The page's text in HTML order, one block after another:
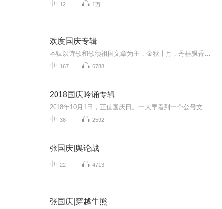
12 1万
欢度国庆专辑
167 6788
2018国庆吟诵专辑
38 2592
张国庆|舆论战
22 4713
张国庆|穿越牛熊